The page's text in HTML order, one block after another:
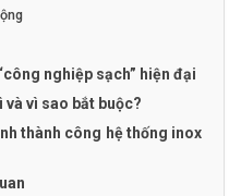
nghiệp sạch” hiện đại
và vì sao bắt buộc?
thành công hệ thống inox